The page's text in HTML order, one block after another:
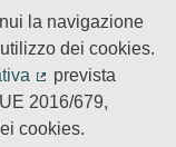
la navigazione
dei cookies.
(Collegamento
prevista
2016/679,
cookies.